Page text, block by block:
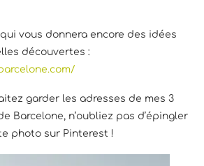
vous donnera encore des idées
découvertes :
garder les adresses de mes 3
Barcelone, n’oubliez pas d’épingler
photo sur Pinterest !